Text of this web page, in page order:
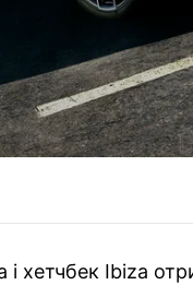
і хетчбек Ibiza